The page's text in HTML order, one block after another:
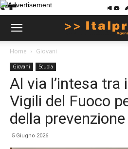
Home Giovani
Giovani Scuola
Al via l’intesa tra
Vigili del Fuoco
della
5 Giugno 2026